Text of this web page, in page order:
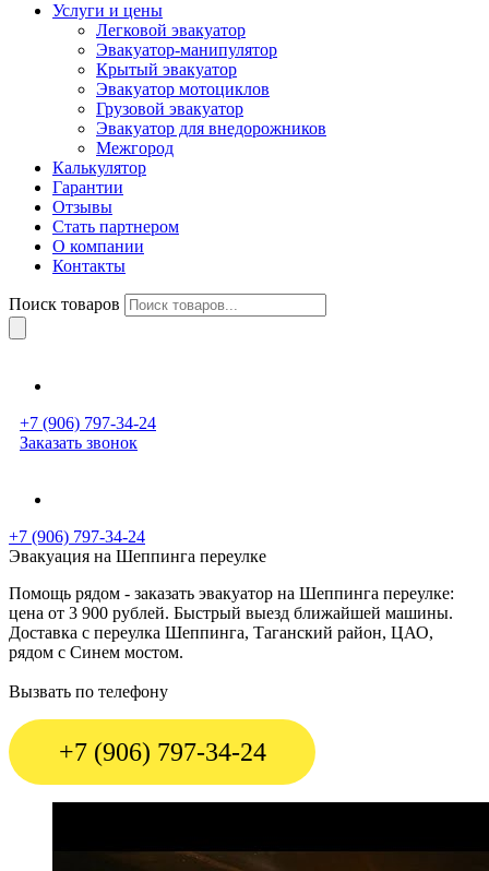
Услуги и цены
Легковой эвакуатор
Эвакуатор-манипулятор
Крытый эвакуатор
Эвакуатор мотоциклов
Грузовой эвакуатор
Эвакуатор для внедорожников
Межгород
Калькулятор
Гарантии
Отзывы
Стать партнером
О компании
Контакты
Поиск товаров
+7 (906) 797-34-24
Заказать звонок
+7 (906) 797-34-24
Эвакуация на Шеппинга переулке
Помощь рядом - заказать эвакуатор на Шеппинга переулке:
цена от 3 900 рублей. Быстрый выезд ближайшей машины.
Доставка с переулка Шеппинга, Таганский район, ЦАО,
рядом с Синем мостом.
Вызвать по телефону
+7 (906) 797-34-24